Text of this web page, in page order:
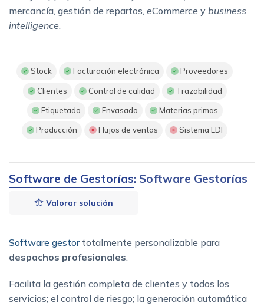
mercancía, gestión de repartos, eCommerce y business
intelligence.
Stock Facturación electrónica Proveedores
Clientes Control de calidad Trazabilidad
Etiquetado Envasado Materias primas
Producción Flujos de ventas Sistema EDI
Software de Gestorías: Software Gestorías
Valorar solución
Software gestortotalmente personalizable para
despachos profesionales
Facilita la gestión completa de clientes y todos los
servicios; el control de riesgo; la generación automática